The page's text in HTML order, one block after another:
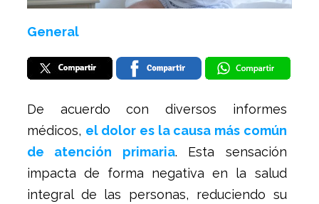
General
De acuerdo con diversos informes
médicos, el dolor es la causa más común
de atención primaria. Esta sensación
impacta de forma negativa en la salud
integral de las personas, reduciendo su